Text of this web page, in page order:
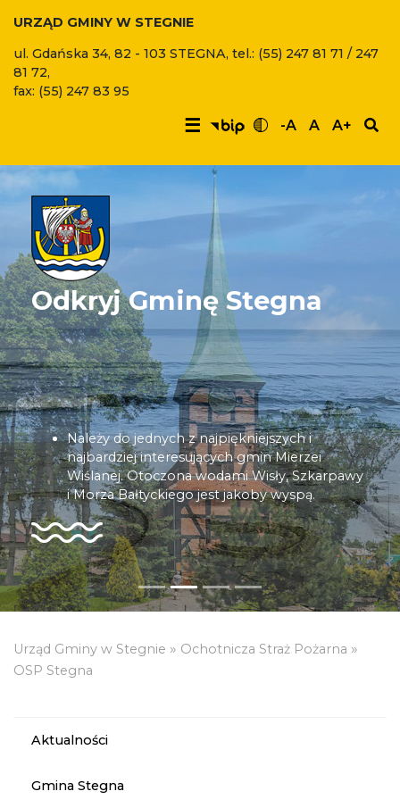
URZĄD GMINY W STEGNIE
ul. Gdańska 34, 82 - 103 STEGNA, tel.: (55) 247 81 71 / 247
81 72,
fax: (55) 247 83 95
☰ -A A A+
Odkryj Gminę Stegna
Należy do jednych z najpiękniejszych i
najbardziej interesujących gmin Mierzei
Wiślanej. Otoczona wodami Wisły, Szkarpawy
i Morza Bałtyckiego jest jakoby wyspą.
Urząd Gminy w Stegnie » Ochotnicza Straż Pożarna »
OSP Stegna
Aktualności
Gmina Stegna